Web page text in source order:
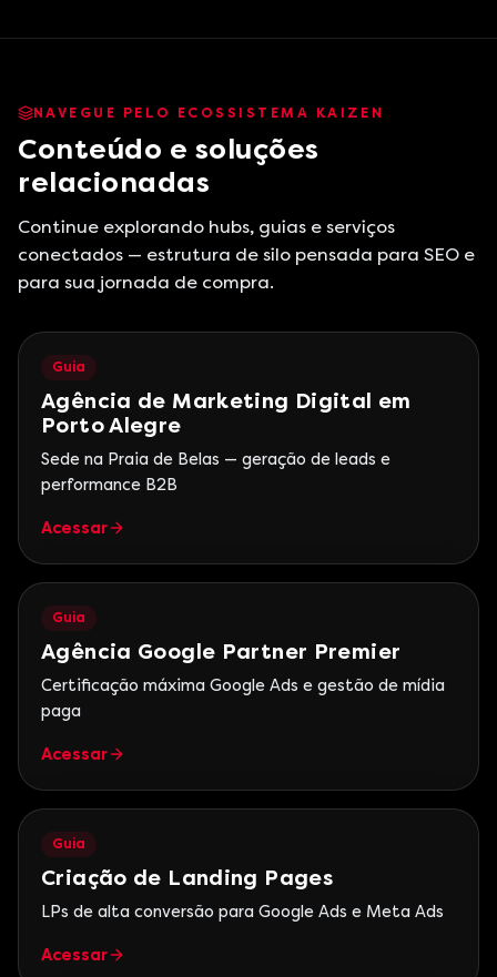
NAVEGUE PELO ECOSSISTEMA KAIZEN
Conteúdo e soluções
relacionadas
Continue explorando hubs, guias e serviços
conectados — estrutura de silo pensada para SEO e
para sua jornada de compra.
Guia
Agência de Marketing Digital em
Porto Alegre
Sede na Praia de Belas — geração de leads e
performance B2B
Acessar
Guia
Agência Google Partner Premier
Certificação máxima Google Ads e gestão de mídia
paga
Acessar
Guia
Criação de Landing Pages
LPs de alta conversão para Google Ads e Meta Ads
Acessar